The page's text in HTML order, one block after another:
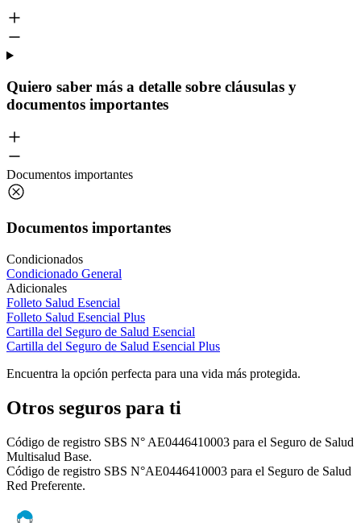
Quiero saber más a detalle sobre cláusulas y
documentos importantes
Documentos importantes
Documentos importantes
Condicionados
Condicionado General
Adicionales
Folleto Salud Esencial
Folleto Salud Esencial Plus
Cartilla del Seguro de Salud Esencial
Cartilla del Seguro de Salud Esencial Plus
Encuentra la opción perfecta para una vida más protegida.
Otros seguros para ti
Código de registro SBS N° AE0446410003 para el Seguro de Salud
Multisalud Base.
Código de registro SBS N°AE0446410003 para el Seguro de Salud
Red Preferente.